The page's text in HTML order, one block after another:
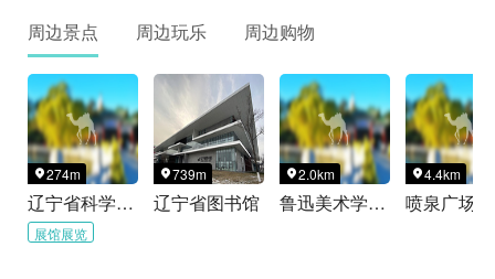
周边景点 周边玩乐 周边购物
274m
辽宁省科学技术馆
展馆展览
739m
辽宁省图书馆
2.0km
鲁迅美术学院美术博物馆
4.4km
喷泉广场